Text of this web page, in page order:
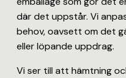
där det uppstår. Vi
behov, oavsett om det
eller löpande uppdrag.
Vi ser till att hämtning